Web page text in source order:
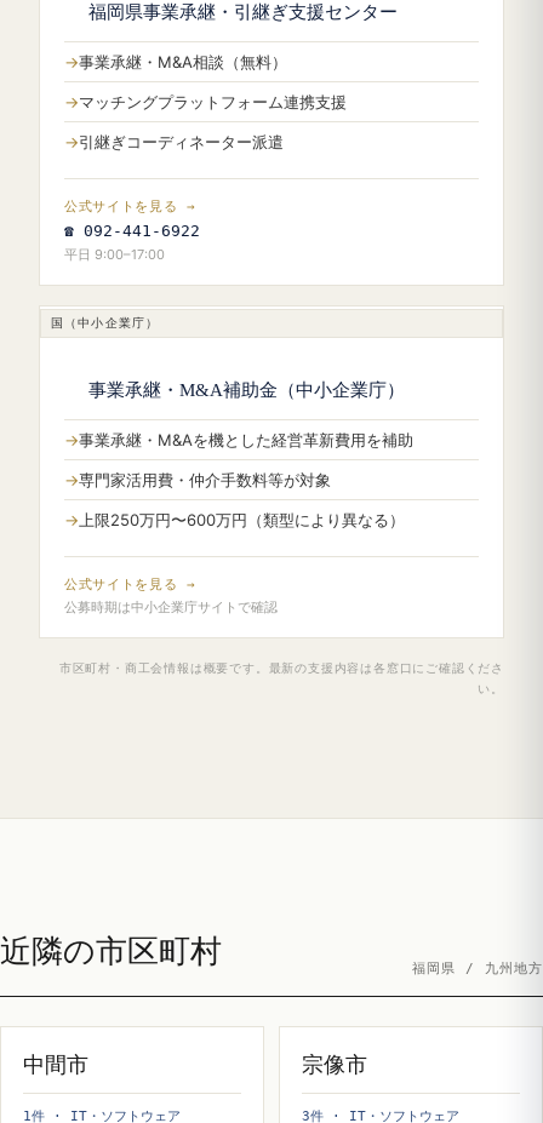
福岡県事業承継・引継ぎ支援センター
事業承継・M&A相談（無料）
マッチングプラットフォーム連携支援
引継ぎコーディネーター派遣
公式サイトを見る →
☎ 092-441-6922
平日 9:00–17:00
国（中小企業庁）
事業承継・M&A補助金（中小企業庁）
事業承継・M&Aを機とした経営革新費用を補助
専門家活用費・仲介手数料等が対象
上限250万円〜600万円（類型により異なる）
公式サイトを見る →
公募時期は中小企業庁サイトで確認
市区町村・商工会情報は概要です。最新の支援内容は各窓口にご確認くださ
い。
近隣の市区町村 福岡県 / 九州地方
中間市
1件 · IT・ソフトウェア
宗像市
3件 · IT・ソフトウェア